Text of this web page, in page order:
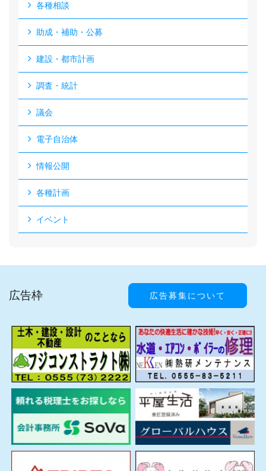
各種相談
助成・補助・公募
建設・都市計画
調査・統計
議会
電子自治体
情報公開
各種計画
イベント
広告枠 広告募集について